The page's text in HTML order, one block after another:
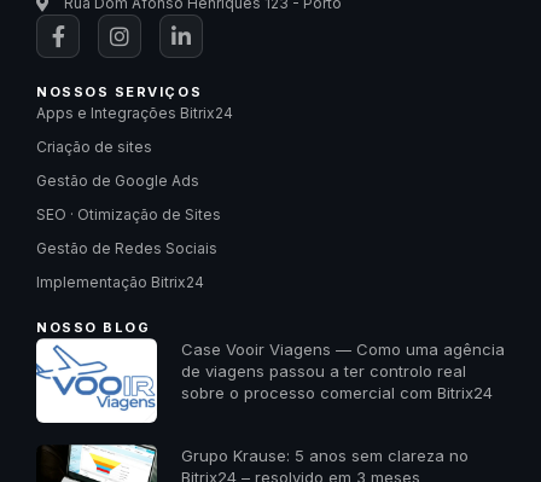
NOSSOS SERVIÇOS
Apps e Integrações Bitrix24
Criação de sites
Gestão de Google Ads
SEO · Otimização de Sites
Gestão de Redes Sociais
Implementação Bitrix24
NOSSO BLOG
Case Vooir Viagens — Como uma agência
de viagens passou a ter controlo real
sobre o processo comercial com Bitrix24
Grupo Krause: 5 anos sem clareza no
Bitrix24 – resolvido em 3 meses